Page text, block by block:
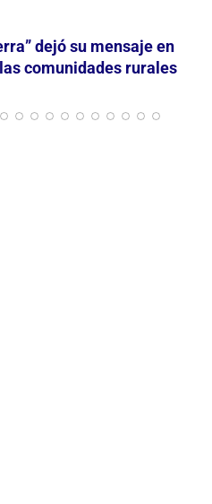
OAM a cargo del Dr.